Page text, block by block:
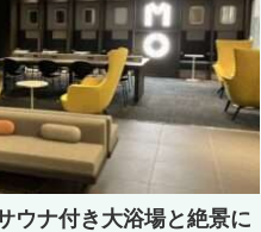
ウナ付き大浴場と絶景に